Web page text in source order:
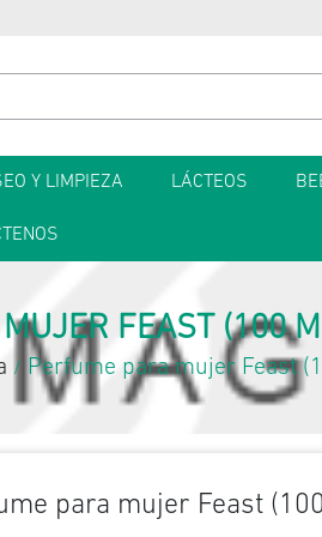
Y LIMPIEZA LÁCTEOS
FEAST (100
/ Perfume para mujer Feast
para mujer Feast